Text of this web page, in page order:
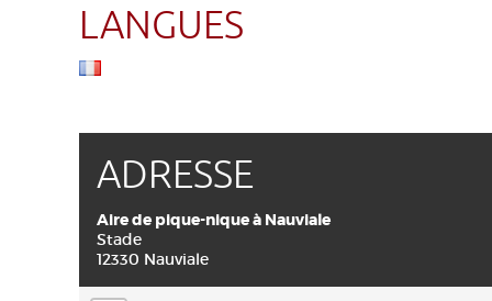
LANGUES
ADRESSE
Aire de pique-nique à Nauviale
Stade
12330 Nauviale